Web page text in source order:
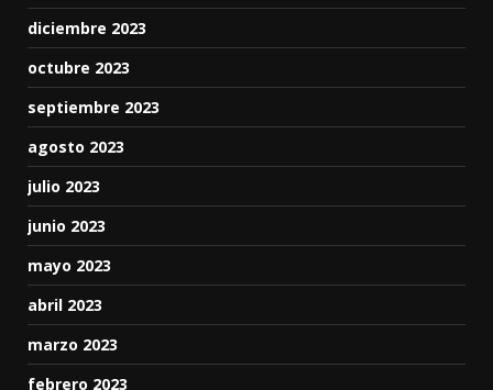
diciembre 2023
octubre 2023
septiembre 2023
agosto 2023
julio 2023
junio 2023
mayo 2023
abril 2023
marzo 2023
febrero 2023